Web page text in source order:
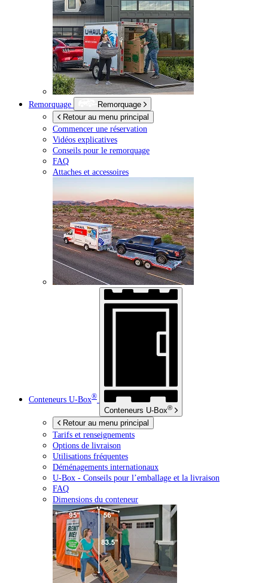
Remorquage
Remorquage
Retour au menu principal
Commencer une réservation
Vidéos explicatives
Conseils pour le remorquage
FAQ
Attaches et accessoires
Conteneurs U-Box®
Conteneurs U-Box®
Retour au menu principal
Tarifs et renseignements
Options de livraison
Utilisations fréquentes
Déménagements internationaux
U-Box - Conseils pour l’emballage et la livraison
FAQ
Dimensions du conteneur